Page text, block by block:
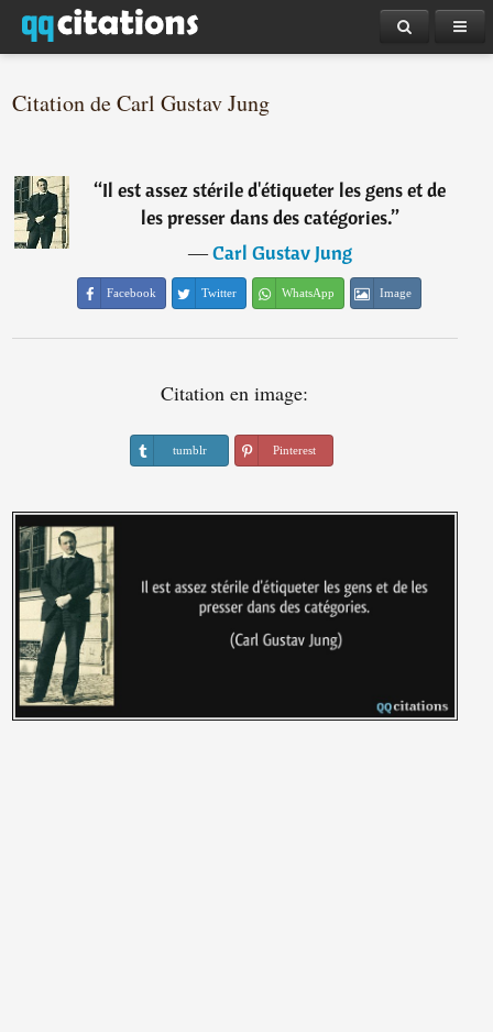
Citation de Carl Gustav Jung
“Il est assez stérile d'étiqueter les gens et de
les presser dans des catégories.”
―Carl Gustav Jung
Facebook Twitter WhatsApp Image
Citation en image:
tumblr Pinterest